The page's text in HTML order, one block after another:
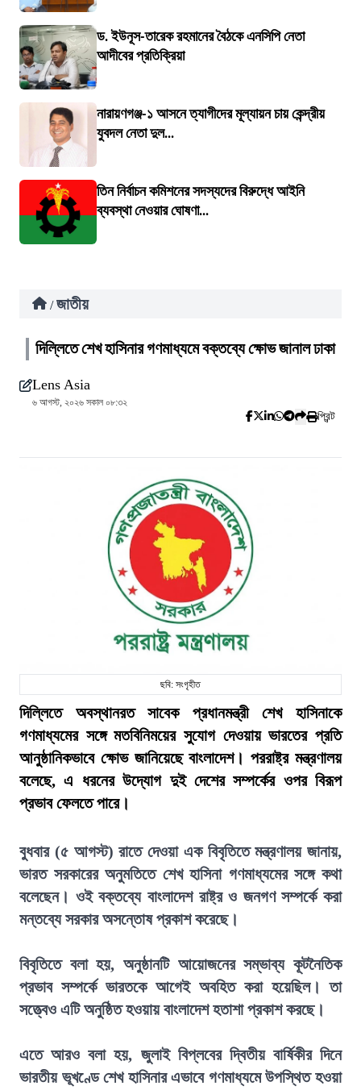
ড. ইউনূস-তারেক রহমানের বৈঠকে এনসিপি নেতা
আদীবের প্রতিক্রিয়া
নারায়ণগঞ্জ-১ আসনে ত্যাগীদের মূল্যায়ন চায় কেন্দ্রীয়
যুবদল নেতা দুল...
তিন নির্বাচন কমিশনের সদস্যদের বিরুদ্ধে আইনি
ব্যবস্থা নেওয়ার ঘোষণা...
/ জাতীয়
দিল্লিতে শেখ হাসিনার গণমাধ্যমে বক্তব্যে ক্ষোভ জানাল ঢাকা
Lens Asia
৬ আগস্ট, ২০২৬ সকাল ০৮:৩২
প্রিন্ট
ছবি: সংগৃহীত
দিল্লিতে অবস্থানরত সাবেক প্রধানমন্ত্রী শেখ হাসিনাকে
গণমাধ্যমের সঙ্গে মতবিনিময়ের সুযোগ দেওয়ায় ভারতের প্রতি
আনুষ্ঠানিকভাবে ক্ষোভ জানিয়েছে বাংলাদেশ। পররাষ্ট্র মন্ত্রণালয়
বলেছে, এ ধরনের উদ্যোগ দুই দেশের সম্পর্কের ওপর বিরূপ
প্রভাব ফেলতে পারে।
বুধবার (৫ আগস্ট) রাতে দেওয়া এক বিবৃতিতে মন্ত্রণালয় জানায়,
ভারত সরকারের অনুমতিতে শেখ হাসিনা গণমাধ্যমের সঙ্গে কথা
বলেছেন। ওই বক্তব্যে বাংলাদেশ রাষ্ট্র ও জনগণ সম্পর্কে করা
মন্তব্যে সরকার অসন্তোষ প্রকাশ করেছে।
বিবৃতিতে বলা হয়, অনুষ্ঠানটি আয়োজনের সম্ভাব্য কূটনৈতিক
প্রভাব সম্পর্কে ভারতকে আগেই অবহিত করা হয়েছিল। তা
সত্ত্বেও এটি অনুষ্ঠিত হওয়ায় বাংলাদেশ হতাশা প্রকাশ করছে।
এতে আরও বলা হয়, জুলাই বিপ্লবের দ্বিতীয় বার্ষিকীর দিনে
ভারতীয় ভূখণ্ডে শেখ হাসিনার এভাবে গণমাধ্যমে উপস্থিত হওয়া